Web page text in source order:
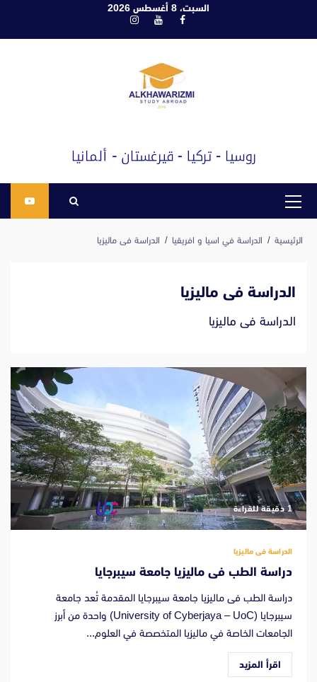
السبت، 8 أغسطس 2026
فيسبوكيوتيوبانستغرام
القائمة
الرئيسية الدراسة في اسيا و افريقيا الدراسة فى ماليزيا
الدراسة فى ماليزيا
الدراسة فى ماليزيا
‫1 دقيقة للقراءة
الدراسة فى ماليزيا
دراسة الطب فى ماليزيا جامعة سيبرجايا
دراسة الطب فى ماليزيا جامعة سيبرجايا المقدمة تُعد جامعة
سيبرجايا (University of Cyberjaya – UoC) واحدة من أبرز
الجامعات الخاصة في ماليزيا المتخصصة في العلوم...
اقرأ المزيد